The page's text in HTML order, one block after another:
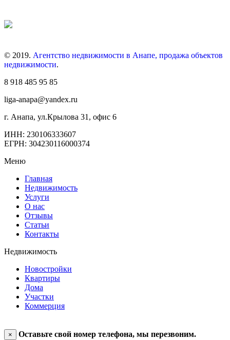
© 2019. Агентство недвижимости в Анапе, продажа объектов
недвижимости.
8 918 485 95 85
liga-anapa@yandex.ru
г. Анапа, ул.Крылова 31, офис 6
ИНН: 230106333607
ЕГРН: 304230116000374
Меню
Главная
Недвижимость
Услуги
О нас
Отзывы
Статьи
Контакты
Недвижимость
Новостройки
Квартиры
Дома
Участки
Коммерция
× Оставьте свой номер телефона, мы перезвоним.